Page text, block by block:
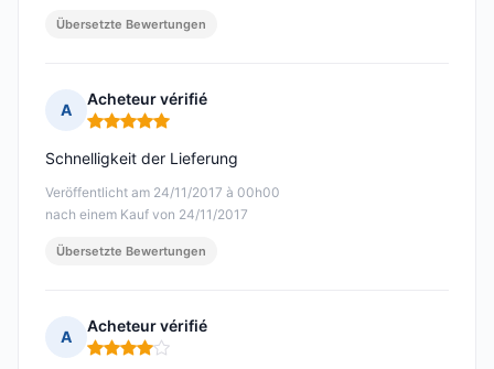
Übersetzte Bewertungen
A
Acheteur vérifié
Hinweis: 5 von 5
Veröffentlicht am 24/11/2017 à 00h00
nach einem Kauf von 24/11/2017
Schnelligkeit der Lieferung
Übersetzte Bewertungen
A
Acheteur vérifié
Hinweis: 4 von 5